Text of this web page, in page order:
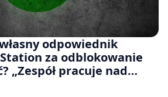
odpowiednik
za odblokowanie
„Zespół pracuje nad
pojawić jeszcze w tym